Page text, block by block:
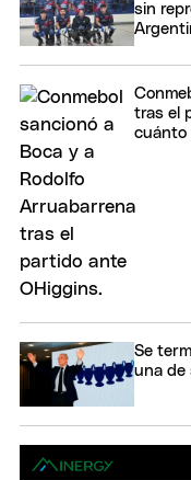
sin
tras el
cuánto
Se
una de